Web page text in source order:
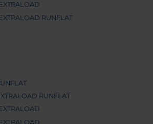
RUNFLAT
RUNFLAT